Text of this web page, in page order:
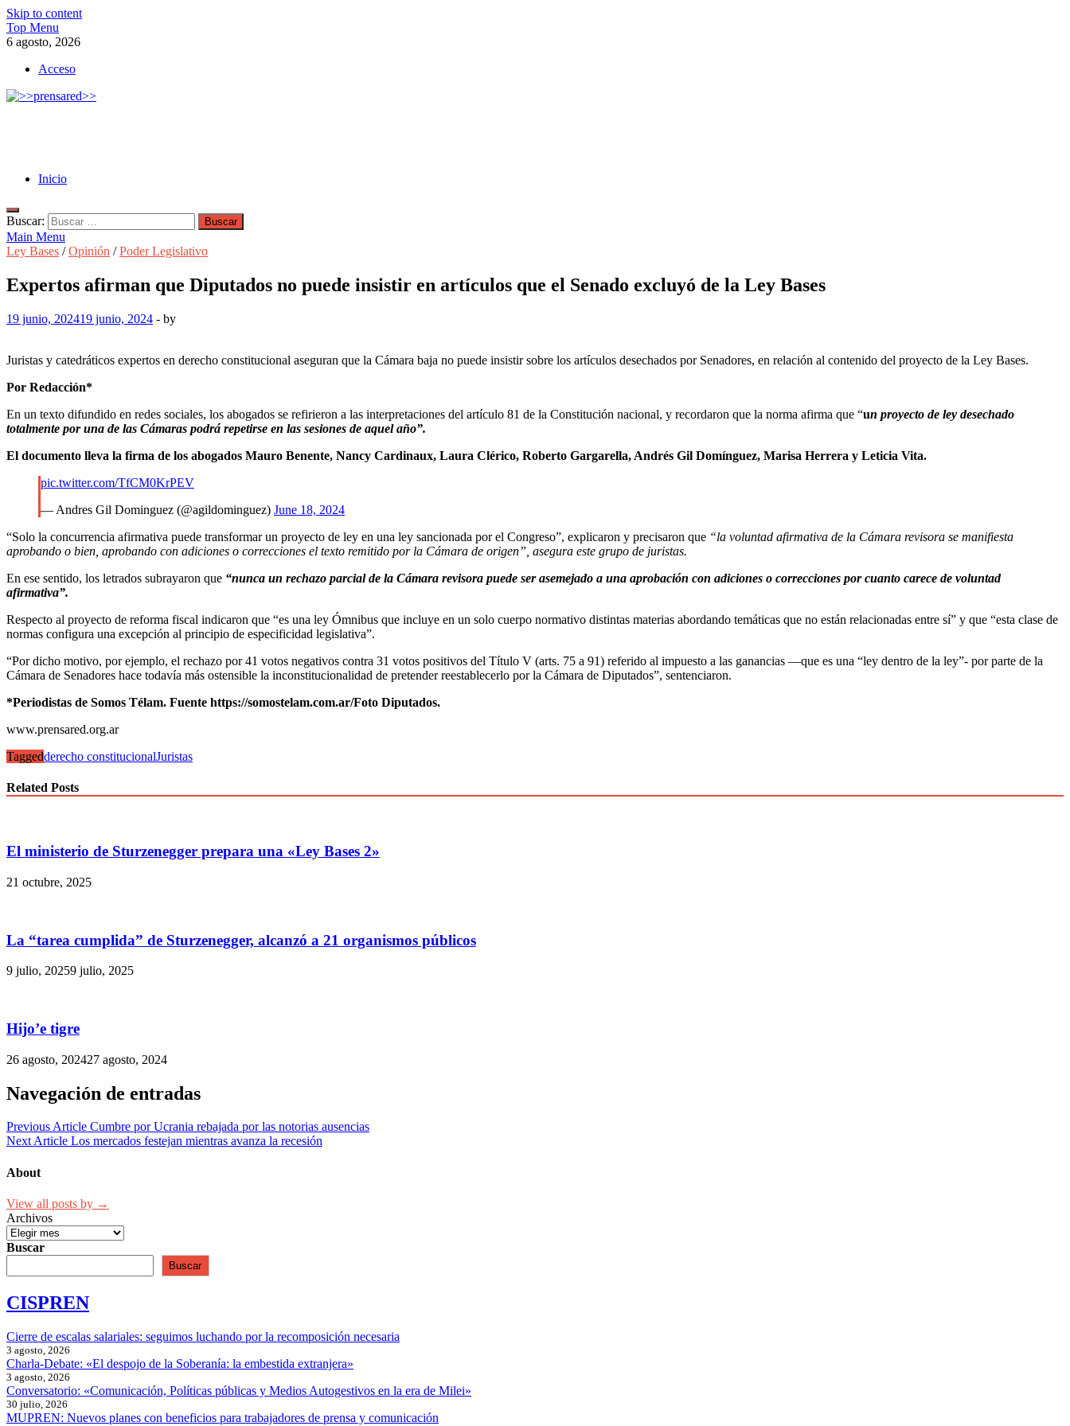
Skip to content
Top Menu
6 agosto, 2026
Acceso
Inicio
Buscar:
Main Menu
Ley Bases /Opinión /Poder Legislativo
Expertos afirman que Diputados no puede insistir en artículos que el Senado excluyó de la Ley Bases
19 junio, 202419 junio, 2024 - by
Juristas y catedráticos expertos en derecho constitucional aseguran que la Cámara baja no puede insistir sobre los artículos desechados por Senadores, en relación al contenido del proyecto de la Ley Bases.
Por Redacción*
En un texto difundido en redes sociales, los abogados se refirieron a las interpretaciones del artículo 81 de la Constitución nacional, y recordaron que la norma afirma que “un proyecto de ley desechado
totalmente por una de las Cámaras podrá repetirse en las sesiones de aquel año”.
El documento lleva la firma de los abogados Mauro Benente, Nancy Cardinaux, Laura Clérico, Roberto Gargarella, Andrés Gil Domínguez, Marisa Herrera y Leticia Vita.
pic.twitter.com/TfCM0KrPEV
— Andres Gil Dominguez (@agildominguez) June 18, 2024
“Solo la concurrencia afirmativa puede transformar un proyecto de ley en una ley sancionada por el Congreso”, explicaron y precisaron que “la voluntad afirmativa de la Cámara revisora se manifiesta
aprobando o bien, aprobando con adiciones o correcciones el texto remitido por la Cámara de origen”, asegura este grupo de juristas.
En ese sentido, los letrados subrayaron que “nunca un rechazo parcial de la Cámara revisora puede ser asemejado a una aprobación con adiciones o correcciones por cuanto carece de voluntad
afirmativa”.
Respecto al proyecto de reforma fiscal indicaron que “es una ley Ómnibus que incluye en un solo cuerpo normativo distintas materias abordando temáticas que no están relacionadas entre sí” y que “esta clase de
normas configura una excepción al principio de especificidad legislativa”.
“Por dicho motivo, por ejemplo, el rechazo por 41 votos negativos contra 31 votos positivos del Título V (arts. 75 a 91) referido al impuesto a las ganancias —que es una “ley dentro de la ley”- por parte de la
Cámara de Senadores hace todavía más ostensible la inconstitucionalidad de pretender reestablecerlo por la Cámara de Diputados”, sentenciaron.
*Periodistas de Somos Télam. Fuente https://somostelam.com.ar/Foto Diputados.
www.prensared.org.ar
Taggedderecho constitucionalJuristas
Related Posts
El ministerio de Sturzenegger prepara una «Ley Bases 2»
21 octubre, 2025
La “tarea cumplida” de Sturzenegger, alcanzó a 21 organismos públicos
9 julio, 20259 julio, 2025
Hijo’e tigre
26 agosto, 202427 agosto, 2024
Navegación de entradas
Previous Article Cumbre por Ucrania rebajada por las notorias ausencias
Next Article Los mercados festejan mientras avanza la recesión
About
View all posts by →
Archivos
Buscar
Buscar
CISPREN
Cierre de escalas salariales: seguimos luchando por la recomposición necesaria
3 agosto, 2026
Charla-Debate: «El despojo de la Soberanía: la embestida extranjera»
3 agosto, 2026
Conversatorio: «Comunicación, Políticas públicas y Medios Autogestivos en la era de Milei»
30 julio, 2026
MUPREN: Nuevos planes con beneficios para trabajadores de prensa y comunicación